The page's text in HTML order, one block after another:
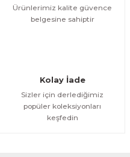
Ürünlerimiz kalite güvence
belgesine sahiptir
Kolay İade
Sizler için derlediğimiz
popüler koleksiyonları
keşfedin